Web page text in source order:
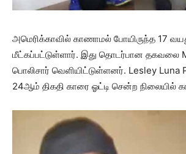
அமெரிக்காவில் காணாமல் போயிருந்த 17
மீட்கப்பட்டுள்ளார். இது தொடர்பான தகவலை
பொலிசார் வெளியிட்டுள்ளனர். Lesley Luna
24ஆம் திகதி காரை ஓட்டி சென்ற நிலையில்